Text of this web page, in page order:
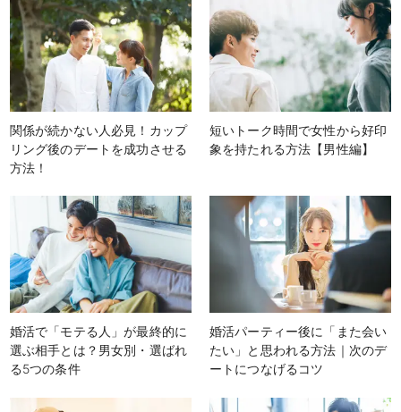
関係が続かない人必見！カップ
リング後のデートを成功させる
方法！
短いトーク時間で女性から好印
象を持たれる方法【男性編】
婚活で「モテる人」が最終的に
選ぶ相手とは？男女別・選ばれ
る5つの条件
婚活パーティー後に「また会い
たい」と思われる方法｜次のデ
ートにつなげるコツ